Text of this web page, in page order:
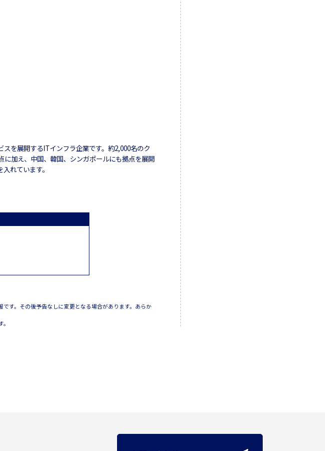
を展開するITインフラ企業です。約2,000名のク
加え、中国、韓国、シンガポールにも拠点を展開
れています。
す。その後予告なしに変更となる場合があります。あらか